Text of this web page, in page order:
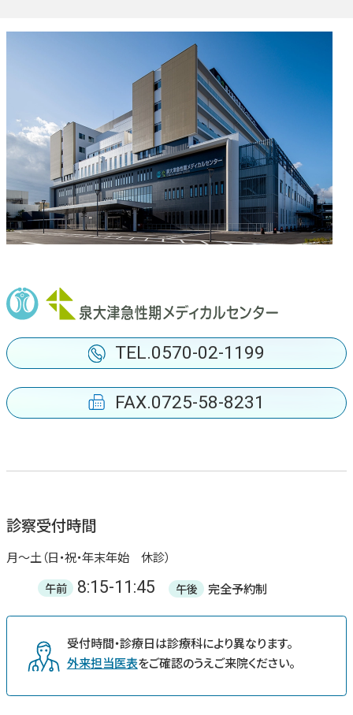
血液浄化センター
ヘルニアセンター
診察受付時間
月〜土（日・祝・年末年始 休診）
午前 8:15-11:45 午後 完全予約制
受付時間・診療日は診療科により異なります。
外来担当医表をご確認のうえご来院ください。
TEL.0570-02-1199
FAX.0725-58-8231